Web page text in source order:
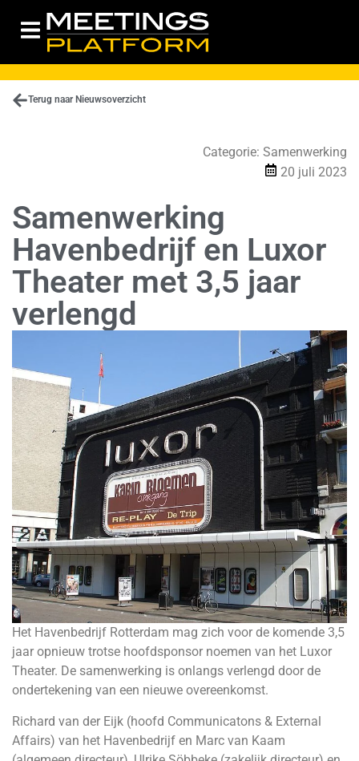
Terug naar Nieuwsoverzicht
Categorie: Samenwerking
20 juli 2023
Samenwerking
Havenbedrijf en Luxor
Theater met 3,5 jaar
verlengd
Het Havenbedrijf Rotterdam mag zich voor de komende 3,5
jaar opnieuw trotse hoofdsponsor noemen van het Luxor
Theater. De samenwerking is onlangs verlengd door de
ondertekening van een nieuwe overeenkomst.
Richard van der Eijk (hoofd Communicatons & External
Affairs) van het Havenbedrijf en Marc van Kaam